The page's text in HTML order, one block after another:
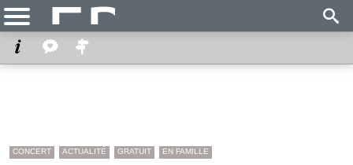
CONCERT ACTUALITÉ GRATUIT EN FAMILLE